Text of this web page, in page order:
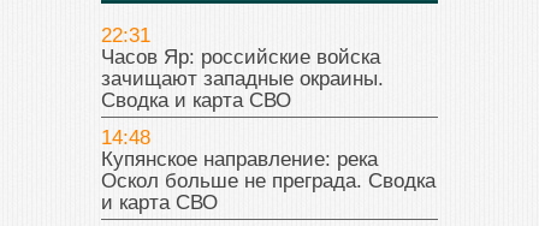
22:31
Часов Яр: российские войска
зачищают западные окраины.
Сводка и карта СВО
14:48
Купянское направление: река
Оскол больше не преграда. Сводка
и карта СВО